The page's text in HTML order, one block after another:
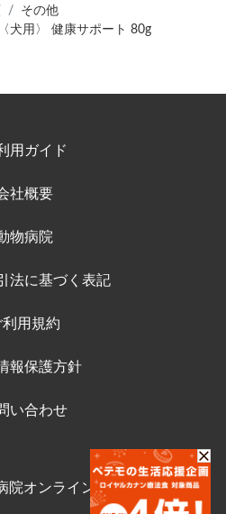
その他
犬用〉 健康サポート 80g
用ガイド
社概要
物病院
法に基づく表記
利用規約
報保護方針
い合わせ
院オンラインストア